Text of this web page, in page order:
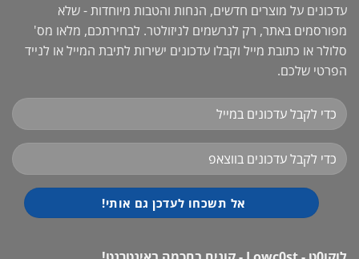
עדכונים על מוצרים חדשים, הנחות והטבות מיוחדות - שלא
מפורסמים באתר, רק לנרשמים לניזולטר. לבחירתכם, מלאו מס'
סלולר או כתובת מייל וקבלו עדכונים ישירות לתיבת המייל או לנייד
הפרטי שלכם.